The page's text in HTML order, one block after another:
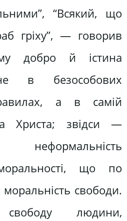
“Всякий, що
гріху”, — говорив
добро й істина
в безособових
а в самій
Христа; звідси —
що по
моральність свободи.
людини,